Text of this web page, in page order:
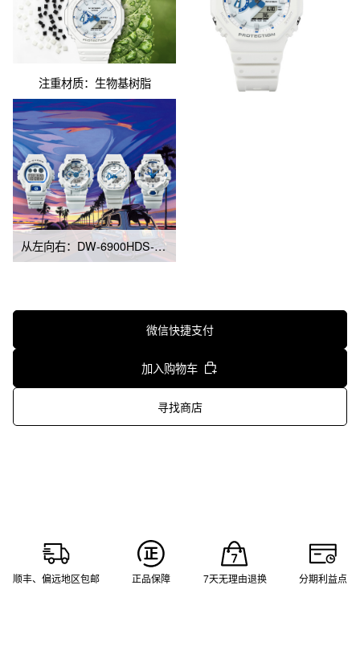
注重材质：生物基树脂
从左向右：DW-6900HDS-7、GA-110HDS-7A、GA-2100HDS-7A、GA-700HDS-7A
微信快捷支付
加入购物车
寻找商店
顺丰、偏远地区包邮 正品保障 7天无理由退换 分期利益点